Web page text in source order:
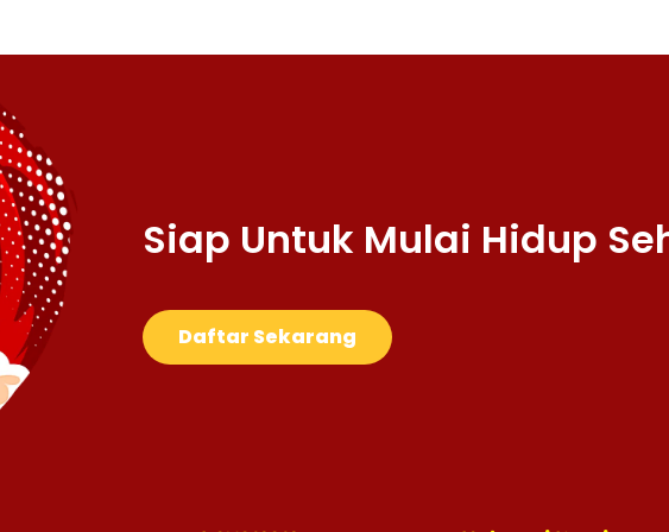
Siap Untuk Mulai Hidup
Daftar Sekarang